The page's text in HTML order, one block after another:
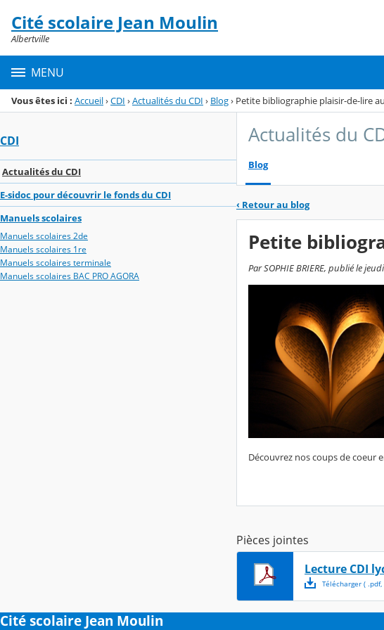
Menu de la rubrique
Contenu
Cité scolaire Jean Moulin
Albertville
MENU
Vous êtes ici : Accueil›CDI ›Actualités du CDI › Blog› Petite bibliographie plaisir-de-lire
CDI
Actualités du CDI
E-sidoc pour découvrir le fonds du CDI
Manuels scolaires
Manuels scolaires 2de
Manuels scolaires 1re
Manuels scolaires terminale
Manuels scolaires BAC PRO AGORA
Actualités du
Blog
‹ Retour au blog
Petite
Par SOPHIE BRIERE, publié le
Découvrez nos coups de coeur
Pièces jointes
Lecture CDI
Télécharger( .pdf,
Cité scolaire Jean Moulin